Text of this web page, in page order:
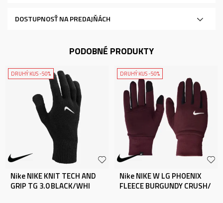
DOSTUPNOSŤ NA PREDAJŇÁCH
PODOBNÉ PRODUKTY
DRUHÝ KUS -50%
Nike NIKE KNIT TECH AND
GRIP TG 3.0 BLACK/WHI
DRUHÝ KUS -50%
Nike NIKE W LG PHOENIX
FLEECE BURGUNDY CRUSH/